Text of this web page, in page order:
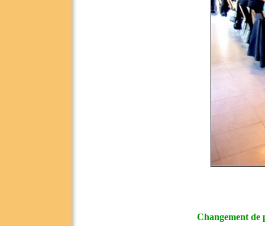
Changement de